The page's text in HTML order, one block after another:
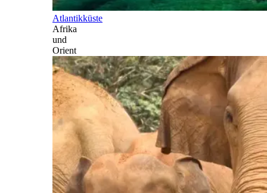
Atlantikküste
Afrika
und
Orient